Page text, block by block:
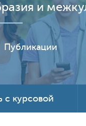
и
Публикации
с курсовой